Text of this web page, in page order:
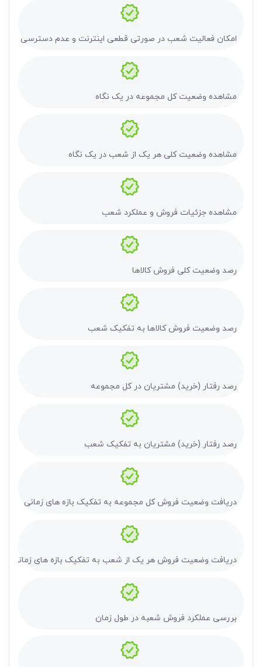
امکان فعالیت شعب در صورتی قطعی اینترنت و عدم دسترسی به
مشاهده وضعیت کل مجموعه در یک نگاه
مشاهده وضعیت کلی هر یک از شعب در یک نگاه
مشاهده جزئیات فروش و عملکرد شعب
رصد وضعیت کلی فروش کالاها
رصد وضعیت فروش کالاها به تفکیک شعب
رصد رفتار (خرید) مشتریان در کل مجموعه
رصد رفتار (خرید) مشتریان به تفکیک شعب
دریافت وضعیت فروش کل مجموعه به تفکیک بازه های زمانی
دریافت وضعیت فروش هر یک از شعب به تفکیک بازه های زمانی
بررسی عملکرد فروش شعبه در طول زمان